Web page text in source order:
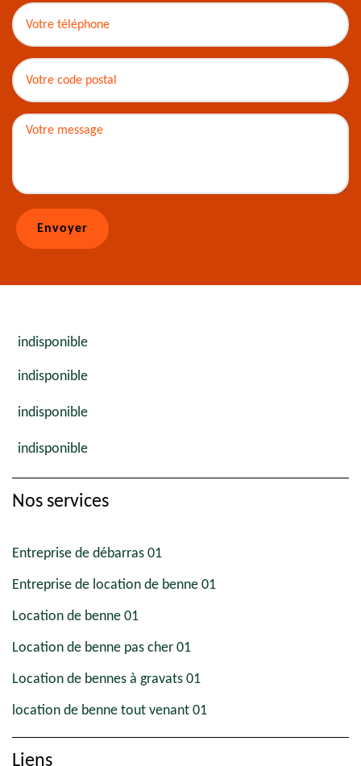
indisponible
indisponible
indisponible
indisponible
Nos services
Entreprise de débarras 01
Entreprise de location de benne 01
Location de benne 01
Location de benne pas cher 01
Location de bennes à gravats 01
location de benne tout venant 01
Liens